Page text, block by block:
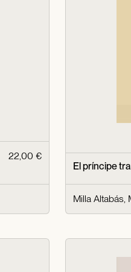
22,00 €
El príncipe
Milla Altabás,